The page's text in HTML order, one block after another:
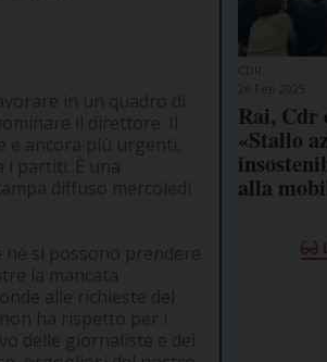
CDR
Rai, Cdr
«Stallo
alla